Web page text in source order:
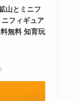
山とミニフ
フィギュア
無料 知育玩